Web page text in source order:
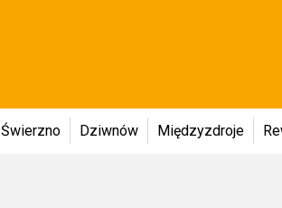
Świerzno Dziwnów Międzyzdroje